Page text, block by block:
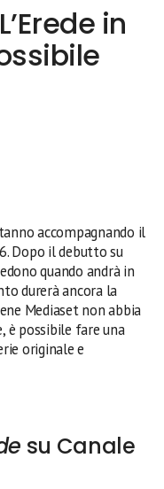
in
accompagnando il
Dopo il debutto su
quando andrà in
durerà ancora la
Mediaset non abbia
è possibile fare una
originale e
su Canale